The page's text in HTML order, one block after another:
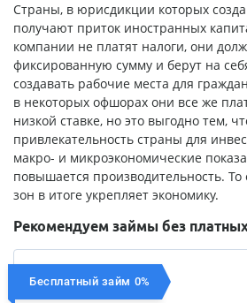
Страны, в юрисдикции которых
получают приток иностранных
компании не платят налоги, они
фиксированную сумму и берут на
создавать рабочие места для
в некоторых офшорах они все же
низкой ставке, но это выгодно тем,
привлекательность страны для
макро- и микроэкономические
повышается производительность. То
зон в итоге укрепляет экономику.
Рекомендуем займы без
Бесплатный займ 0%